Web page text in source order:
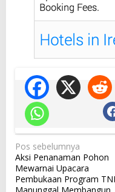
N
a
v
Pos sebelumnya
Aksi Penanaman Pohon
Mewarnai Upacara
Pembukaan Program TNI